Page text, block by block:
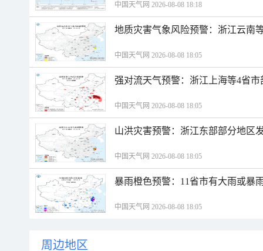
中国天气网 2026-08-08 18:18
地质灾害气象风险预警：浙江云南
中国天气网 2026-08-08 18:05
强对流天气预警：浙江上海等4省
中国天气网 2026-08-08 18:05
山洪灾害预警：浙江东部部分地区
中国天气网 2026-08-08 18:05
暴雨橙色预警：11省市有大雨或暴
中国天气网 2026-08-08 18:05
周边地区